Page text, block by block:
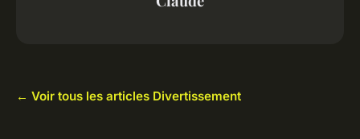
← Voir tous les articles Divertissement